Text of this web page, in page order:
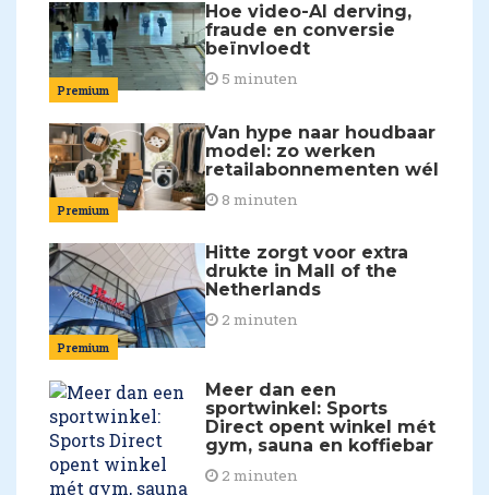
Premium
Hoe video-AI derving,
fraude en conversie
beïnvloedt
5 minuten
Premium
Van hype naar houdbaar
model: zo werken
retailabonnementen wél
8 minuten
Premium
Hitte zorgt voor extra
drukte in Mall of the
Netherlands
2 minuten
Meer dan een
sportwinkel: Sports
Direct opent winkel mét
gym, sauna en koffiebar
2 minuten